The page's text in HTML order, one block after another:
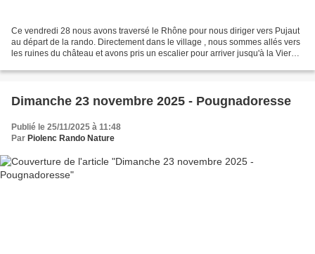
Ce vendredi 28 nous avons traversé le Rhône pour nous diriger vers Pujaut
au départ de la rando. Directement dans le village , nous sommes allés vers
les ruines du château et avons pris un escalier pour arriver jusqu'à la Vierge
Dimanche 23 novembre 2025 - Pougnadoresse
Publié le 25/11/2025 à 11:48
Par Piolenc Rando Nature